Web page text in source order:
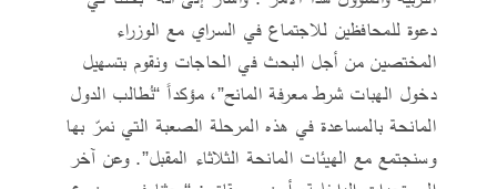
دعوة للمحافظين للاجتماع في السراي مع الوزراء
المختصين من أجل البحث في الحاجات ونقوم بتسهيل
دخول الهبات شرط معرفة المانح”، مؤكداً “نُطالب الدول
المانحة بالمساعدة في هذه المرحلة الصعبة التي نمرّ بها
وسنجتمع مع الهيئات المانحة الثلاثاء المقبل”. وعن آخر